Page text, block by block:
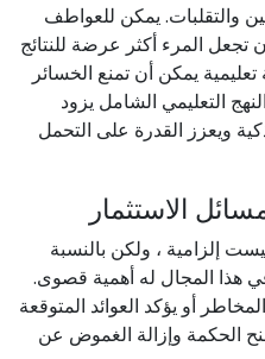
والتقلبات. يمكن للعواطف
المرء أكثر عرضة للنتائج
يمكن أن تمنع الخسائر
التعليمي الشامل يزود
ويعزز القدرة على التحمل
الاستثمار
إلزامية ، ولكن بالنسبة
هذا المجال له أهمية قصوى.
أو يؤكد العوائد المتوقعة
الحكمة وإزالة الغموض عن